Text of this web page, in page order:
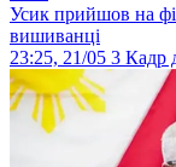
Усик прийшов на
вишиванці
23:25, 21/05 3 Кадр